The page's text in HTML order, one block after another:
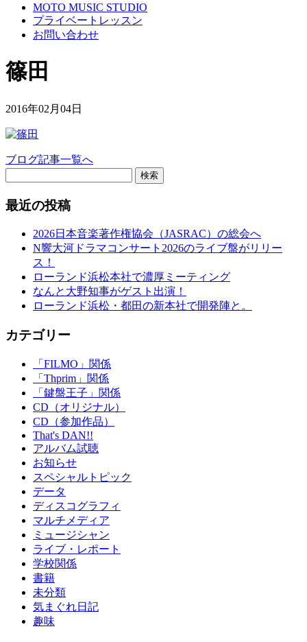
MOTO MUSIC STUDIO
プライベートレッスン
お問い合わせ
篠田
2016年02月04日
ブログ記事一覧へ
検索
最近の投稿
2026日本音楽著作権協会（JASRAC）の総会へ
N響大河ドラマコンサート2026のライブ盤がリリー
ス！
ローランド浜松本社で濃厚ミーティング
なんと大野知事がゲスト出演！
ローランド浜松・都田の新本社で開発陣と。
カテゴリー
「FILMO」関係
「Thprim」関係
「鍵盤王子」関係
CD（オリジナル）
CD（参加作品）
That's DAN!!
アルバム試聴
お知らせ
スペシャルトピック
データ
ディスコグラフィ
マルチメディア
ミュージシャン
ライブ・レポート
学校関係
書籍
未分類
気まぐれ日記
趣味